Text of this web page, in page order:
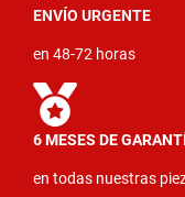
ENVÍO URGENTE
en 48-72 horas
6 MESES DE
en todas nuestras